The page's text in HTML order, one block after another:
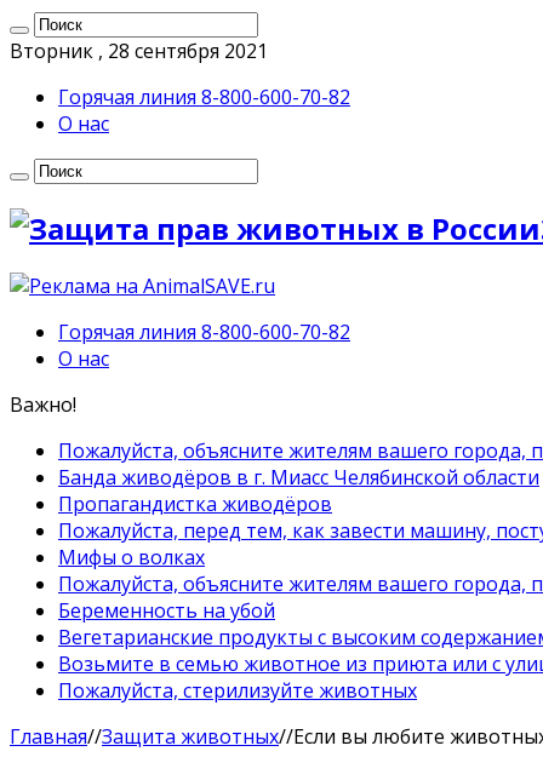
Вторник , 28 сентября 2021
Горячая линия 8-800-600-70-82
О нас
Горячая линия 8-800-600-70-82
О нас
Важно!
Пожалуйста, объясните жителям вашего города,
Банда живодёров в г. Миасс Челябинской области
Пропагандистка живодёров
Пожалуйста, перед тем, как завести машину,
Мифы о волках
Пожалуйста, объясните жителям вашего города,
Беременность на убой
Вегетарианские продукты с высоким
Возьмите в семью животное из приюта или с
Пожалуйста, стерилизуйте животных
Главная//Защита животных//Если вы любите